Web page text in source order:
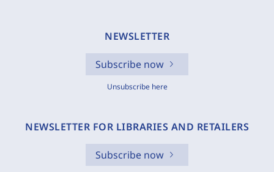
NEWSLETTER
Subscribe now
Unsubscribe here
NEWSLETTER FOR LIBRARIES AND RETAILERS
Subscribe now